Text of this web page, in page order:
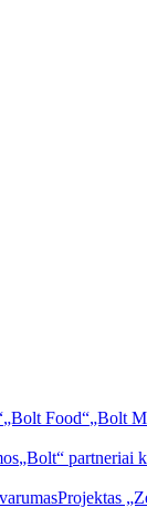
„Bolt Food“„Bolt
„Bolt“ partneriai
Projektas